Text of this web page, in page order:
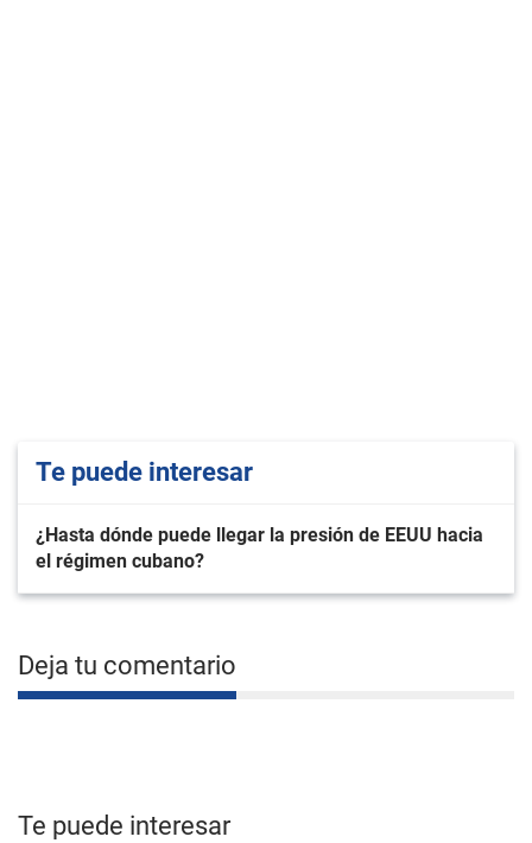
Te puede interesar
¿Hasta dónde puede llegar la presión de EEUU hacia
el régimen cubano?
Deja tu comentario
Te puede interesar